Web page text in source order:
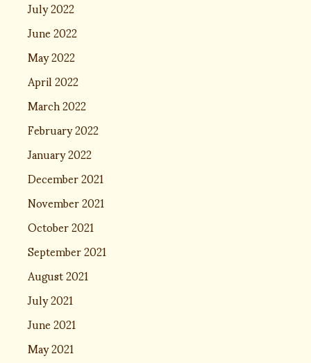
July 2022
June 2022
May 2022
April 2022
March 2022
February 2022
January 2022
December 2021
November 2021
October 2021
September 2021
August 2021
July 2021
June 2021
May 2021